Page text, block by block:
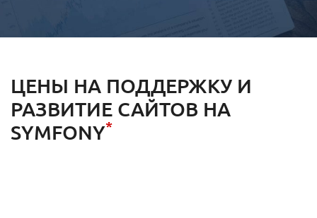
ЦЕНЫ НА ПОДДЕРЖКУ И
РАЗВИТИЕ САЙТОВ НА
SYMFONY*